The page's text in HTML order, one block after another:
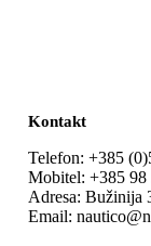
Kontakt
Telefon: +385
Mobitel: +385 98
Adresa: Bužinija
Email: